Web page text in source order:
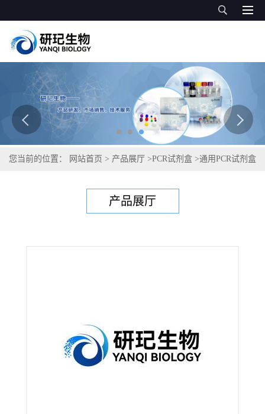
您当前的位置： 网站首页 > 产品展厅 >PCR试剂盒 >通用PCR试剂盒
产品展厅